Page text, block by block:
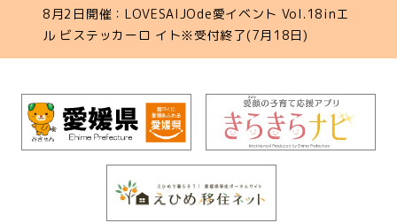
8月2日開催：LOVESAIJOde愛イベント Vol.18inエ
ル ビステッカーロ イト※受付終了(7月18日)